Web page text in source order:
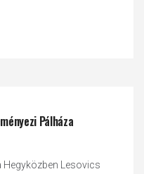
Pálháza
Hegyközben Lesovics